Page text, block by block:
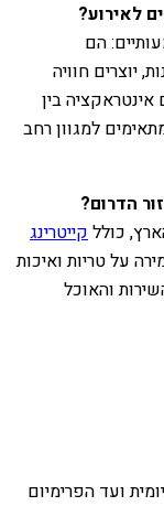
לאירוע?
הם
יוצרים חוויה
בין
למגוון רחב
הדרום?
כוללקייטרינג
על טריות ואיכות
והאוכל
ועד הפרימיום